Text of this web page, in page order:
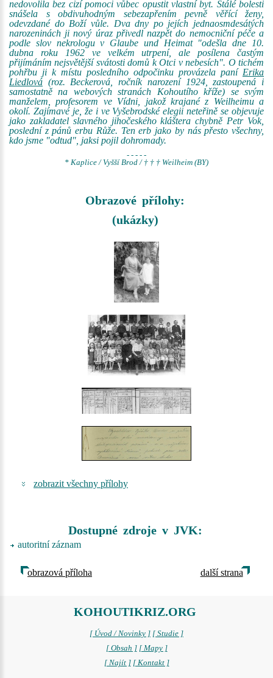
nedovolila bez cizí pomoci vůbec opustit vlastní byt. Stálé bolesti
snášela s obdivuhodným sebezapřením pevně věřící ženy,
odevzdané do Boží vůle. Dva dny po jejích jednaosmdesátých
narozeninách ji nový úraz přivedl nazpět do nemocniční péče a
podle slov nekrologu v Glaube und Heimat "odešla dne 10.
dubna roku 1962 ve velkém utrpení, ale posílena častým
přijímáním nejsvětější svátosti domů k Otci v nebesích". O tichém
pohřbu ji k místu posledního odpočinku provázela paní Erika
Liedlová (roz. Beckerová, ročník narození 1924, zastoupená i
samostatně na webových stranách Kohoutího kříže) se svým
manželem, profesorem ve Vídni, jakož krajané z Weilheimu a
okolí. Zajímavé je, že i ve Vyšebrodské elegii neteřině se objevuje
jako zakladatel slavného jihočeského kláštera chybně Petr Vok,
poslední z pánů erbu Růže. Ten erb jako by nás přesto všechny,
kdo jsme "odtud", jaksi pojil dohromady.
- - - - -
* Kaplice / Vyšší Brod / † † † Weilheim (BY)
Obrazové přílohy:
(ukázky)
zobrazit všechny přílohy
Dostupné zdroje v JVK:
autoritní záznam
obrazová příloha další strana
KOHOUTIKRIZ.ORG
[ Úvod / Novinky ] [ Studie ]
[ Obsah ] [ Mapy ]
[ Najít ] [ Kontakt ]